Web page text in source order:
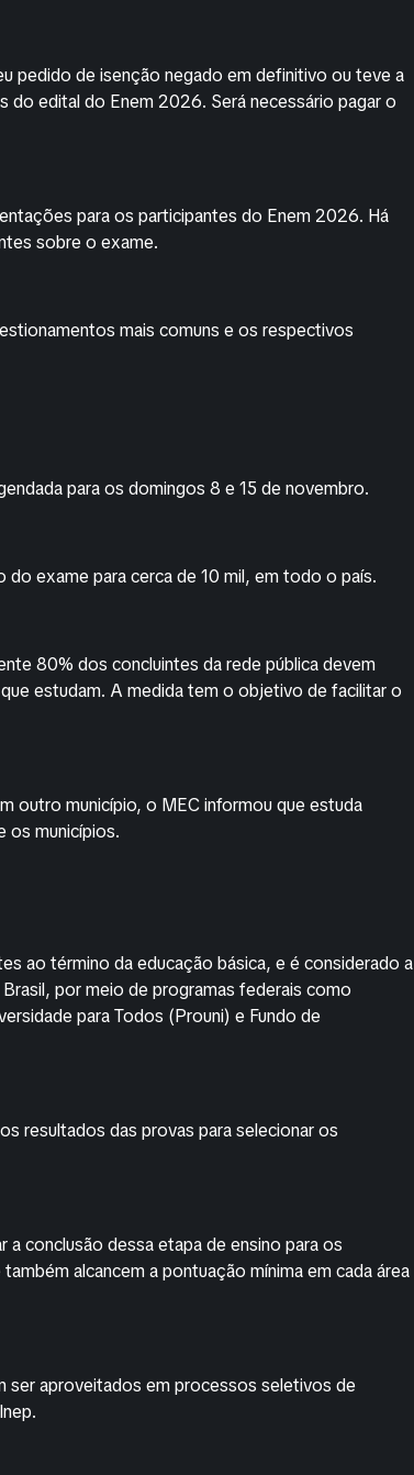
pedido de isenção negado em definitivo ou teve a
do edital do Enem 2026. Será necessário pagar o
para os participantes do Enem 2026. Há
sobre o exame.
mais comuns e os respectivos
para os domingos 8 e 15 de novembro.
do exame para cerca de 10 mil, em todo o país.
80% dos concluintes da rede pública devem
estudam. A medida tem o objetivo de facilitar o
outro município, o MEC informou que estuda
os municípios.
ao término da educação básica, e é considerado a
por meio de programas federais como
para Todos (Prouni) e Fundo de
resultados das provas para selecionar os
conclusão dessa etapa de ensino para os
alcancem a pontuação mínima em cada área
ser aproveitados em processos seletivos de